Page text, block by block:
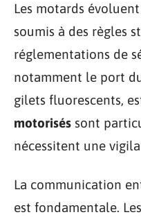
Les motards
soumis à des règles
réglementations de
notamment le port
gilets fluorescents,
motorisés sont
nécessitent une
La communication
est fondamentale.